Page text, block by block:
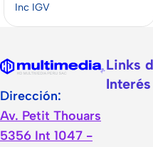
Inc IGV
Dirección:
Av. Petit Thouars
5356 Int 1047 -
Links
Interés